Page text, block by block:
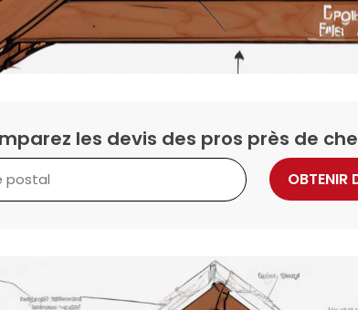
les devis des pros près de
OBTENIR